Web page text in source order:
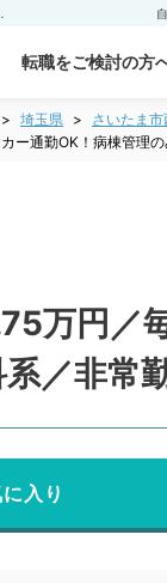
転職をご検討の方
埼玉県
さいたま市
ー通勤OK！病棟管理
万円
／非常勤
入り